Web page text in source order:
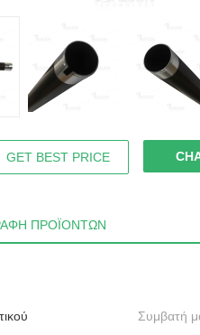
GET BEST PRICE
ΠΡΟΪΌΝΤΩΝ
Συμβατή